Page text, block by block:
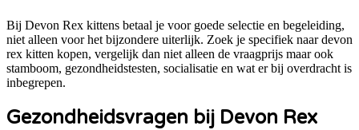
Bij Devon Rex kittens betaal je voor goede selectie en begeleiding,
niet alleen voor het bijzondere uiterlijk. Zoek je specifiek naar devon
rex kitten kopen, vergelijk dan niet alleen de vraagprijs maar ook
stamboom, gezondheidstesten, socialisatie en wat er bij overdracht is
inbegrepen.
Gezondheidsvragen bij Devon Rex